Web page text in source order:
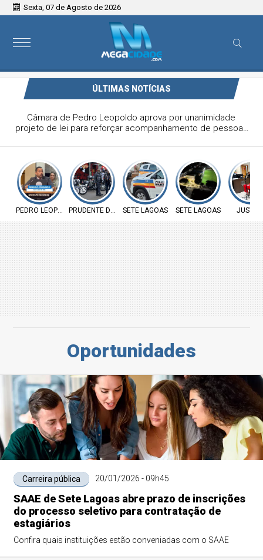
Sexta, 07 de Agosto de 2026
ÚLTIMAS NOTÍCIAS
Câmara de Pedro Leopoldo aprova por unanimidade
projeto de lei para reforçar acompanhamento de pessoas
PEDRO LEOPOLDOPRUDENTE DE MORAISSETE LAGOAS SETE LAGOAS
Oportunidades
Carreira pública 20/01/2026 - 09h45
SAAE de Sete Lagoas abre prazo de inscrições
do processo seletivo para contratação de
estagiários
Confira quais instituições estão conveniadas com o SAAE